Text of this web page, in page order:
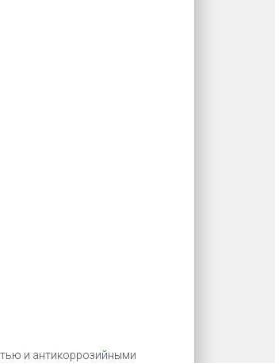
и антикоррозийными